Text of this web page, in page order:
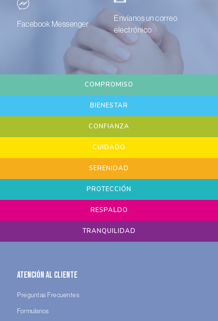
Facebook Messenger
Envíanos un correo
electrónico
COMPROMISO
BIENESTAR
CONFIANZA
CUIDADO
SERENIDAD
PROTECCIÓN
RESPALDO
TRANQUILIDAD
Atención al Cliente
Preguntas Frecuentes
Formularios